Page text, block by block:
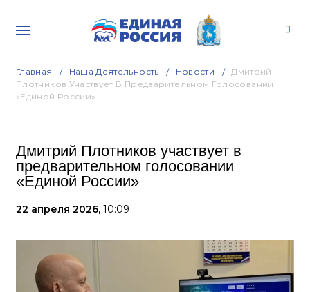
Главная Наша Деятельность Новости
Дмитрий
Плотников Участвует В Предварительном Голосовании
«Единой России»
Дмитрий Плотников участвует в
предварительном голосовании
«Единой России»
22 апреля 2026, 10:09